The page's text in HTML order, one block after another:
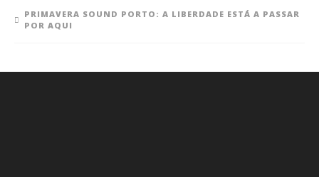
PRIMAVERA SOUND PORTO: A LIBERDADE ESTÁ A PASSAR
POR AQUI